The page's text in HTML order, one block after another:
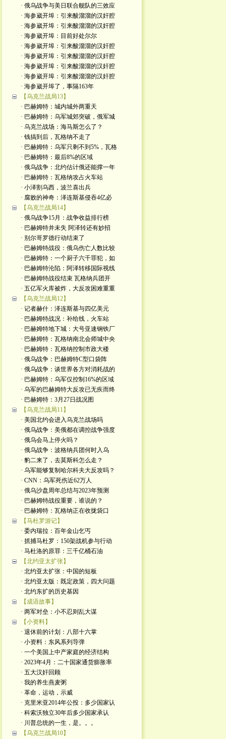
· 俄乌战争与美日联合舰队的三效应
· 海参崴开埠：引来酸溜溜的汉奸腔
· 海参崴开埠：引来酸溜溜的汉奸腔
· 海参崴开埠：目前好处尔尔
· 海参崴开埠：引来酸溜溜的汉奸腔
· 海参崴开埠：引来酸溜溜的汉奸腔
· 海参崴开埠：引来酸溜溜的汉奸腔
· 海参崴开埠：引来酸溜溜的汉奸腔
· 海参崴开埠了，事隔163年
【乌克兰战局13】
· 巴赫姆特：城内城外两重天
· 巴赫姆特：乌军城郊突破，俄军城
· 乌克兰战场：海马斯怎么了？
· 钱搞到后，瓦格纳不走了
· 巴赫姆特：乌军只剩不到5%，瓦格
· 巴赫姆特：最后8%的区域
· 俄乌战争：北约估计俄还能撑一年
· 巴赫姆特：瓦格纳攻占火车站
· 小泽割乌西，波兰喜出兵
· 腐败的神奇：泽连斯基侵吞4亿必
【乌克兰战局14】
· 俄乌战争15月：战争收益排行榜
· 巴赫姆特并未失 阿泽转还有妙招
· 别尔哥罗德行动结束了
· 巴赫姆特战役：俄乌伤亡人数比较
· 巴赫姆特：一个厨子六千罪犯，如
· 巴赫姆特沦陷：阿泽转移国际视线
· 巴赫姆特战役结束 瓦格纳兵团开
· 五亿军火库被炸，大反攻困难重重
【乌克兰战局12】
· 记者赫什：泽连斯基与四亿美元
· 巴赫姆特战况：补给线，火车站
· 巴赫姆特地下城：大号亚速钢铁厂
· 巴赫姆特：瓦格纳南北会师城中央
· 巴赫姆特：瓦格纳控制市政大楼
· 俄乌战争：巴赫姆特C型口袋阵
· 俄乌战争：谈世界各方对消耗战的
· 巴赫姆特：乌军仅控制16%的区域
· 乌军的巴赫姆特大反攻已无疾而终
· 巴赫姆特：3月27日战况图
【乌克兰战局11】
· 美国北约会进入乌克兰战场吗
· 俄乌战争：美俄都在调控战争强度
· 俄乌会马上停火吗？
· 俄乌战争：波格纳兵团何时入乌
· 豹二来了，去莫斯科怎么走？
· 乌军能够复制哈尔科夫大反攻吗？
· CNN：乌军死伤近62万人
· 俄乌沙盘周年总结与2023年预测
· 巴赫姆特战役重要，谁说的？
· 巴赫姆特：瓦格纳正在收拢袋口
【马杜罗游记】
· 委内瑞拉：百年金山乞丐
· 抓捕马杜罗：150架战机参与行动
· 马杜洛的原罪：三千亿桶石油
【北约亚太扩张】
· 北约亚太扩张：中国的短板
· 北约亚太版：既定政策，四大问题
· 北约东扩的历史基因
【成语故事】
· 两军对垒：小不忍则乱大谋
【小资料】
· 退休前的计划：八部十六掌
· 小资料：东风系列导弹
· 一个美国上中产家庭的经济结构
· 2023年4月：二十国家通货膨胀率
· 五大汉奸回顾
· 我的养生燕麦粥
· 革命，运动，示威
· 克里米亚2014年公投：多少国家认
· 科索沃独立30年后多少国家承认
· 川普总统的一生，是。。。
【乌克兰战局10】